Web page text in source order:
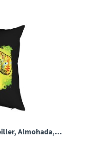
Almohada,...